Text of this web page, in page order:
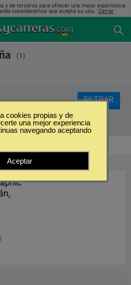
y de terceros para ofrecer una mejor experiencia
consideramos que acepta su uso.. Cerrar
(1)
FILTRAR
cookies propias y de
una mejor experiencia
navegando aceptando
Aceptar